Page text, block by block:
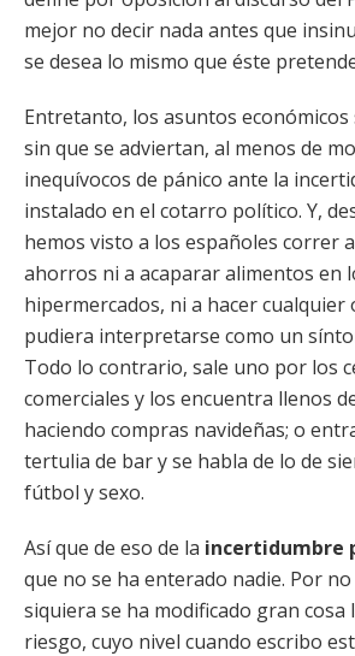
mejor no decir nada antes que
se desea lo mismo que éste
Entretanto, los asuntos
sin que se adviertan, al menos de
inequívocos de pánico ante la
instalado en el cotarro político. Y,
hemos visto a los españoles correr
ahorros ni a acaparar alimentos en
hipermercados, ni a hacer cualquier
pudiera interpretarse como un
Todo lo contrario, sale uno por los
comerciales y los encuentra llenos
haciendo compras navideñas; o
tertulia de bar y se habla de lo de
fútbol y sexo.
Así que de eso de la incertidumbre
que no se ha enterado nadie. Por
siquiera se ha modificado gran cosa
riesgo, cuyo nivel cuando escribo